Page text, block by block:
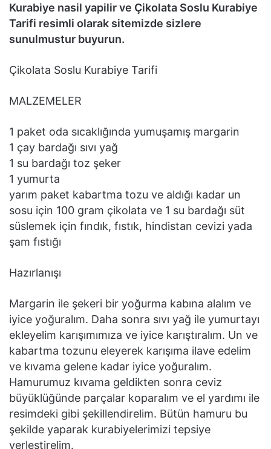
Kurabiye nasil yapilir ve Çikolata Soslu Kurabiye
Tarifi resimli olarak sitemizde sizlere
sunulmustur buyurun.
Çikolata Soslu Kurabiye Tarifi
MALZEMELER
1 paket oda sıcaklığında yumuşamış margarin
1 çay bardağı sıvı yağ
1 su bardağı toz şeker
1 yumurta
yarım paket kabartma tozu ve aldığı kadar un
sosu için 100 gram çikolata ve 1 su bardağı süt
süslemek için fındık, fıstık, hindistan cevizi yada
şam fıstığı
Hazırlanışı
Margarin ile şekeri bir yoğurma kabına alalım ve
iyice yoğuralım. Daha sonra sıvı yağ ile yumurtayı
ekleyelim karışımımıza ve iyice karıştıralım. Un ve
kabartma tozunu eleyerek karışıma ilave edelim
ve kıvama gelene kadar iyice yoğuralım.
Hamurumuz kıvama geldikten sonra ceviz
büyüklüğünde parçalar koparalım ve el yardımı ile
resimdeki gibi şekillendirelim. Bütün hamuru bu
şekilde yaparak kurabiyelerimizi tepsiye
yerleştirelim.